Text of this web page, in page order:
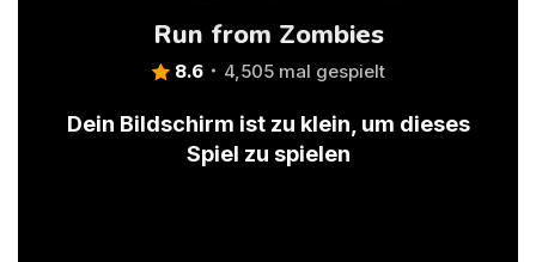
Run from Zombies
8.6 4,505 mal gespielt
Dein Bildschirm ist zu klein, um dieses
Spiel zu spielen